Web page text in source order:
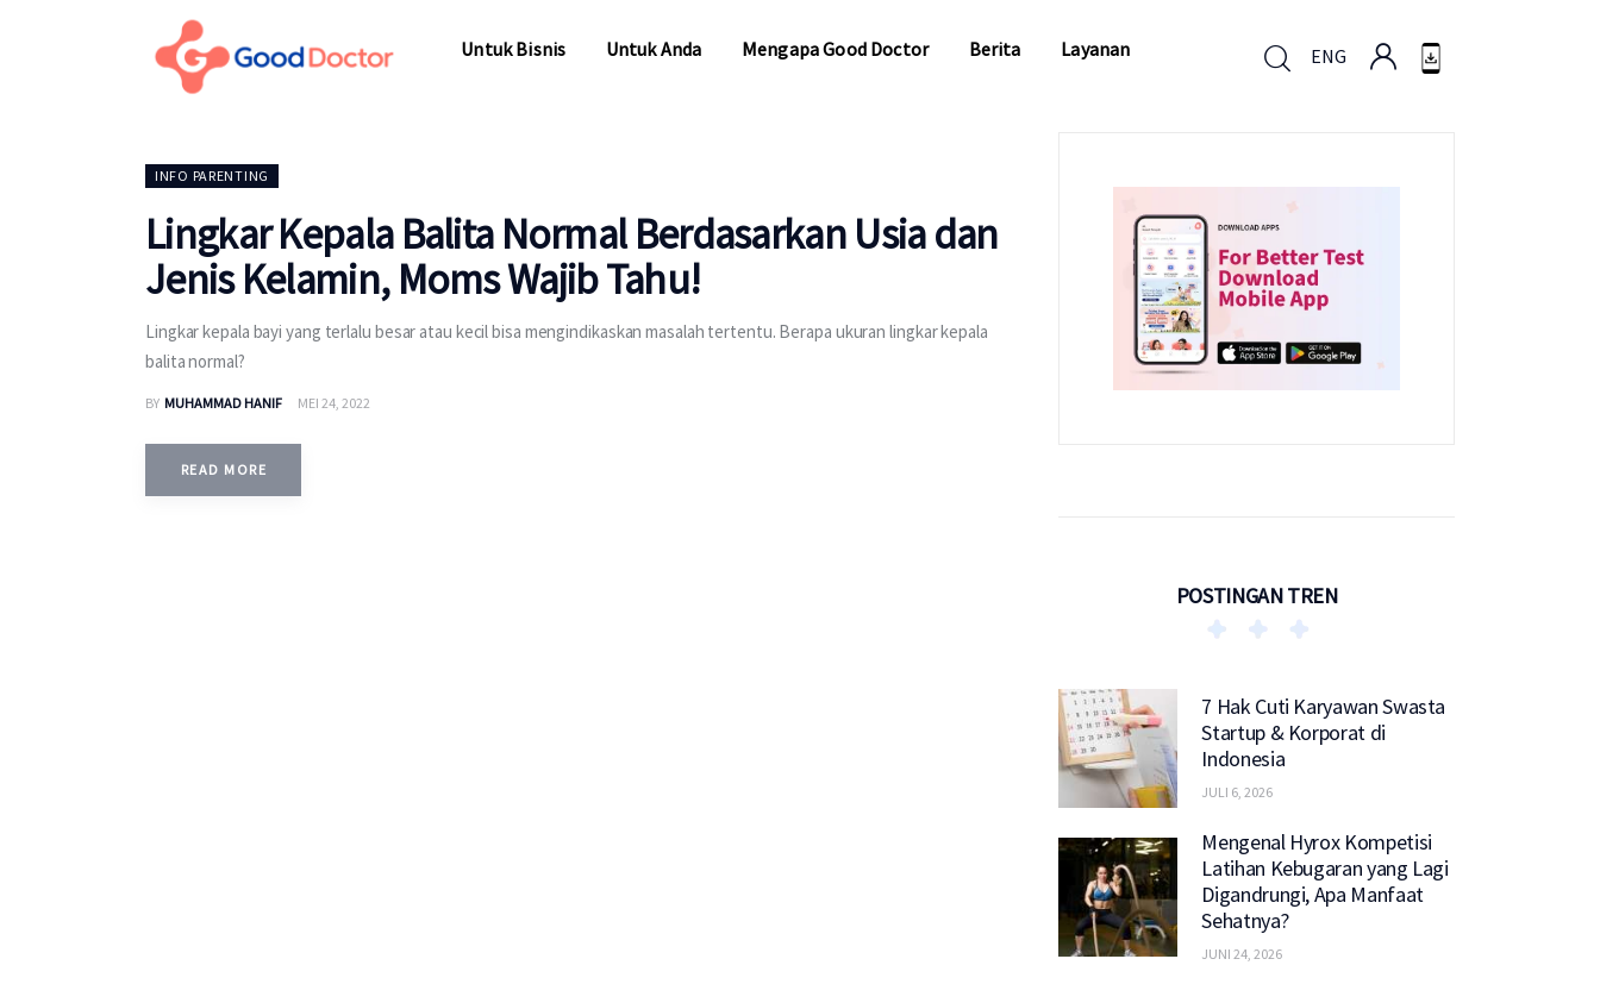
Untuk Bisnis Untuk Anda Mengapa Good Doctor Berita Layanan ENG
INFO PARENTING
Lingkar Kepala Balita Normal Berdasarkan Usia dan
Jenis Kelamin, Moms Wajib Tahu!
Lingkar kepala bayi yang terlalu besar atau kecil bisa mengindikaskan masalah tertentu. Berapa ukuran lingkar kepala
balita normal?
BY MUHAMMAD HANIF MEI 24, 2022
READ MORE
POSTINGAN TREN
7 Hak Cuti Karyawan Swasta
Startup & Korporat di
Indonesia
JULI 6, 2026
Mengenal Hyrox Kompetisi
Latihan Kebugaran yang Lagi
Digandrungi, Apa Manfaat
Sehatnya?
JUNI 24, 2026